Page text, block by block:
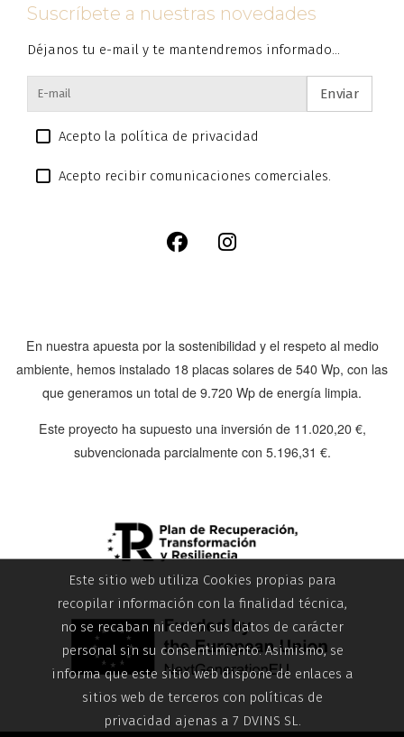
Suscríbete a nuestras novedades
Déjanos tu e-mail y te mantendremos informado...
Enviar
Acepto la política de privacidad
Acepto recibir comunicaciones comerciales.
En nuestra apuesta por la sostenibilidad y el respeto al medio
ambiente, hemos instalado 18 placas solares de 540 Wp, con las
que generamos un total de 9.720 Wp de energía limpia.
Este proyecto ha supuesto una inversión de 11.020,20 €,
subvencionada parcialmente con 5.196,31 €.
Este sitio web utiliza Cookies propias para
recopilar información con la finalidad técnica,
no se recaban ni ceden sus datos de carácter
personal sin su consentimiento. Asimismo, se
informa que este sitio web dispone de enlaces a
sitios web de terceros con políticas de
privacidad ajenas a 7 DVINS SL.